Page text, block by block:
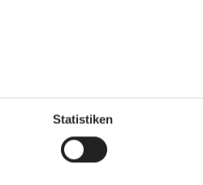
Statistiken